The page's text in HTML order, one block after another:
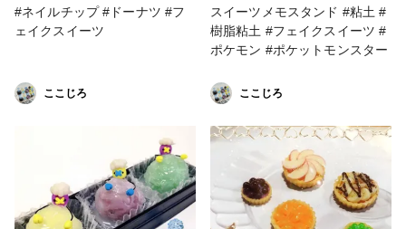
#ネイルチップ #ドーナツ #フ
ェイクスイーツ
ここじろ
スイーツメモスタンド #粘土 #
樹脂粘土 #フェイクスイーツ #
ポケモン #ポケットモンスター
ここじろ